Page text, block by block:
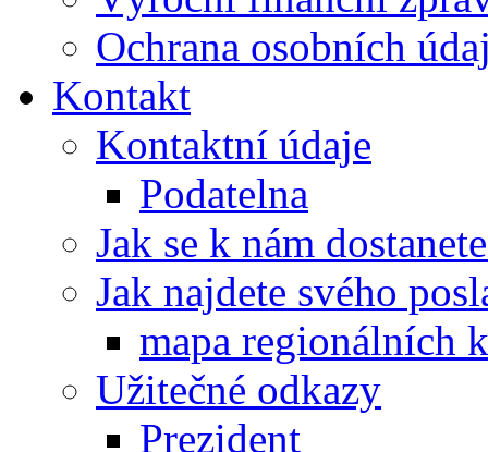
Ochrana osobních
Kontakt
Kontaktní údaje
Podatelna
Jak se k nám
Jak najdete svého
mapa regionálních
Užitečné odkazy
Prezident